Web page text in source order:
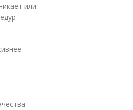
или